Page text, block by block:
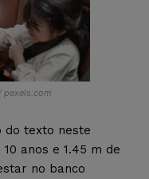
pexels.com
do texto neste
anos e 1.45 m de
no banco